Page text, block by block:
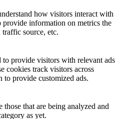
how visitors interact with
provide information on metrics the
source, etc.
to provide visitors with relevant ads
cookies track visitors across
to provide customized ads.
that are being analyzed and
as yet.